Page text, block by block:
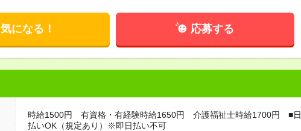
気になる！ 応募する
時給1500円 有資格・有経験時給1650円 介護福祉士時給1700円 ■日
払いOK（規定あり）※即日払い不可